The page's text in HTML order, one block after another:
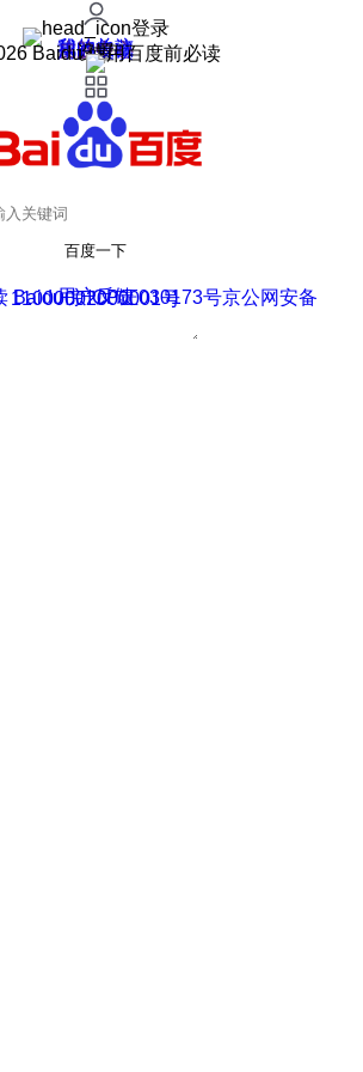
登录
我的关注
我的收藏
皮肤中心
用户反馈
设置
Baidu 使用百度前必读
百度一下
用户反馈
Baidu 京ICP证030173号
京公网安备11000002000001号